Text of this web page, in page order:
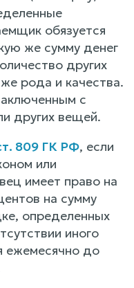
обязуется
же сумму денег
других
рода и качества.
с
других вещей.
809 ГК РФ, если
или
имеет право на
на сумму
определенных
иного
ежемесячно до